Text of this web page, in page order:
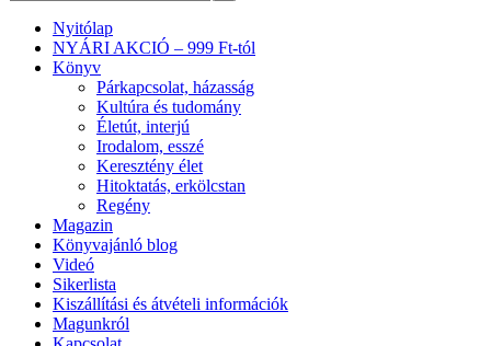
Nyitólap
NYÁRI AKCIÓ – 999 Ft-tól
Könyv
Párkapcsolat, házasság
Kultúra és tudomány
Életút, interjú
Irodalom, esszé
Keresztény élet
Hitoktatás, erkölcstan
Regény
Magazin
Könyvajánló blog
Videó
Sikerlista
Kiszállítási és átvételi információk
Magunkról